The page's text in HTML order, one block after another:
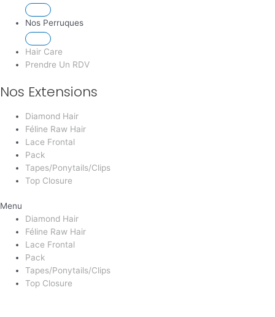
Nos Perruques
Hair Care
Prendre Un RDV
Nos Extensions
Diamond Hair
Féline Raw Hair
Lace Frontal
Pack
Tapes/Ponytails/Clips
Top Closure
Menu
Diamond Hair
Féline Raw Hair
Lace Frontal
Pack
Tapes/Ponytails/Clips
Top Closure